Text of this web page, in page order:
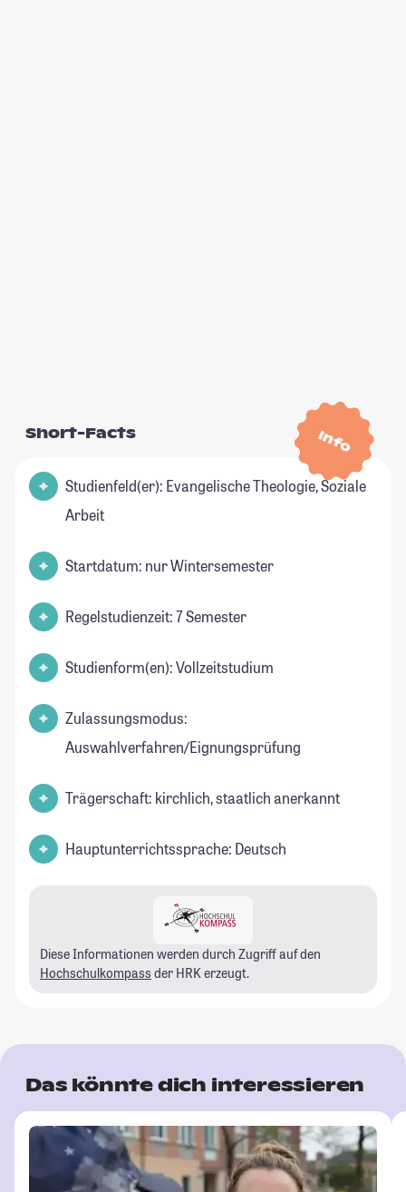
Info
Short-Facts
Studienfeld(er): Evangelische Theologie, Soziale
Arbeit
Startdatum: nur Wintersemester
Regelstudienzeit: 7 Semester
Studienform(en): Vollzeitstudium
Zulassungsmodus:
Auswahlverfahren/Eignungsprüfung
Trägerschaft: kirchlich, staatlich anerkannt
Hauptunterrichtssprache: Deutsch
Diese Informationen werden durch Zugriff auf den
Hochschulkompass der HRK erzeugt.
Das könnte dich interessieren